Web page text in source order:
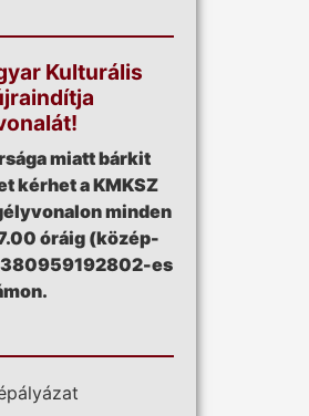
Kulturális
miatt bárkit
kérhet a KMKSZ
minden
óráig (közép-
es